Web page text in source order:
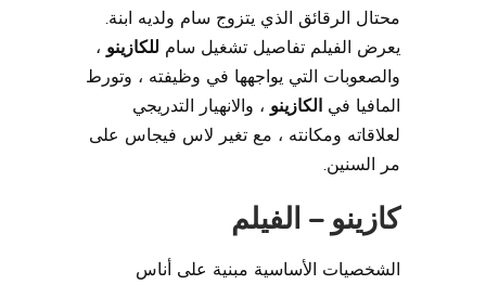
محتال الرقائق الذي يتزوج سام ولديه ابنة.
يعرض الفيلم تفاصيل تشغيل سام للكازينو ،
والصعوبات التي يواجهها في وظيفته ، وتورط
المافيا في الكازينو ، والانهيار التدريجي
لعلاقاته ومكانته ، مع تغير لاس فيجاس على
مر السنين.
كازينو – الفيلم
الشخصيات الأساسية مبنية على أناس